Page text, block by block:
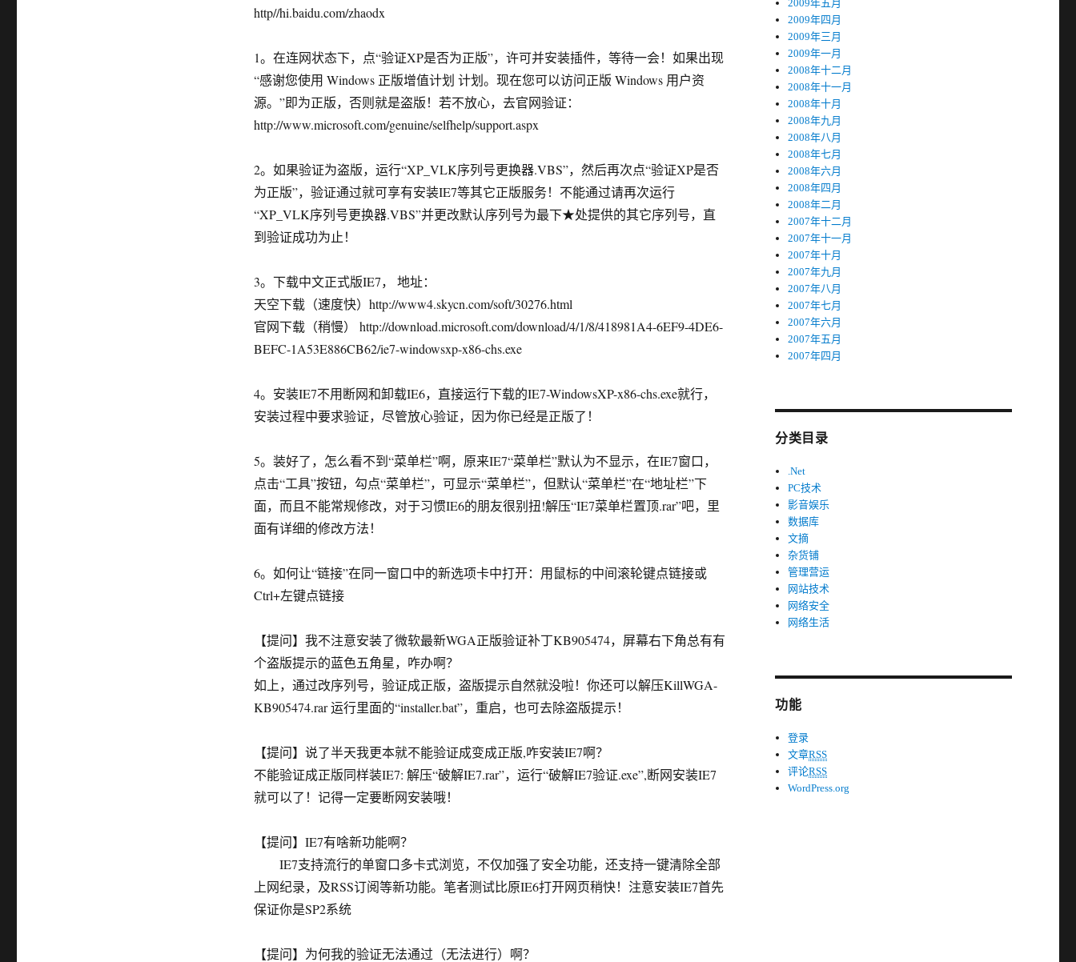
http//hi.baidu.com/zhaodx
1。在连网状态下，点“验证XP是否为正版”，许可并安装插件，等待一会！如果出现
“感谢您使用 Windows 正版增值计划 计划。现在您可以访问正版 Windows 用户资
源。”即为正版，否则就是盗版！若不放心，去官网验证：
http://www.microsoft.com/genuine/selfhelp/support.aspx
2。如果验证为盗版，运行“XP_VLK序列号更换器.VBS”，然后再次点“验证XP是否
为正版”，验证通过就可享有安装IE7等其它正版服务！不能通过请再次运行
“XP_VLK序列号更换器.VBS”并更改默认序列号为最下★处提供的其它序列号，直
到验证成功为止！
3。下载中文正式版IE7， 地址：
天空下载（速度快）http://www4.skycn.com/soft/30276.html
官网下载（稍慢） http://download.microsoft.com/download/4/1/8/418981A4-6EF9-4DE6-
BEFC-1A53E886CB62/ie7-windowsxp-x86-chs.exe
4。安装IE7不用断网和卸载IE6，直接运行下载的IE7-WindowsXP-x86-chs.exe就行，
安装过程中要求验证，尽管放心验证，因为你已经是正版了！
5。装好了，怎么看不到“菜单栏”啊，原来IE7“菜单栏”默认为不显示，在IE7窗口，
点击“工具”按钮，勾点“菜单栏”，可显示“菜单栏”，但默认“菜单栏”在“地址栏”下
面，而且不能常规修改，对于习惯IE6的朋友很别扭!解压“IE7菜单栏置顶.rar”吧，里
面有详细的修改方法！
6。如何让“链接”在同一窗口中的新选项卡中打开：用鼠标的中间滚轮键点链接或
Ctrl+左键点链接
【提问】我不注意安装了微软最新WGA正版验证补丁KB905474，屏幕右下角总有有
个盗版提示的蓝色五角星，咋办啊？
如上，通过改序列号，验证成正版，盗版提示自然就没啦！你还可以解压KillWGA-
KB905474.rar 运行里面的“installer.bat”，重启，也可去除盗版提示！
【提问】说了半天我更本就不能验证成变成正版,咋安装IE7啊？
不能验证成正版同样装IE7: 解压“破解IE7.rar”，运行“破解IE7验证.exe”,断网安装IE7
就可以了！记得一定要断网安装哦！
【提问】IE7有啥新功能啊？
IE7支持流行的单窗口多卡式浏览，不仅加强了安全功能，还支持一键清除全部
上网纪录，及RSS订阅等新功能。笔者测试比原IE6打开网页稍快！注意安装IE7首先
保证你是SP2系统
【提问】为何我的验证无法通过（无法进行）啊？
2009年五月
2009年四月
2009年三月
2009年一月
2008年十二月
2008年十一月
2008年十月
2008年九月
2008年八月
2008年七月
2008年六月
2008年四月
2008年二月
2007年十二月
2007年十一月
2007年十月
2007年九月
2007年八月
2007年七月
2007年六月
2007年五月
2007年四月
分类目录
.Net
PC技术
影音娱乐
数据库
文摘
杂货铺
管理营运
网站技术
网络安全
网络生活
功能
登录
文章RSS
评论RSS
WordPress.org